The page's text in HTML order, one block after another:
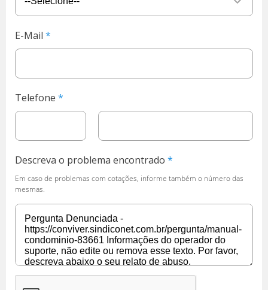
E-Mail
Telefone
Descreva o problema encontrado
Em caso de problemas com cotações, informe também o número das
mesmas.